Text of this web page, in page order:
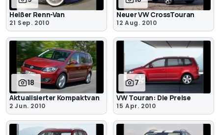
Heißer Renn-Van
21 Sep. 2010
Neuer VW CrossTouran
12 Aug. 2010
18
Aktualisierter Kompaktvan
2 Jun. 2010
7
VW Touran: Die Preise
15 Apr. 2010